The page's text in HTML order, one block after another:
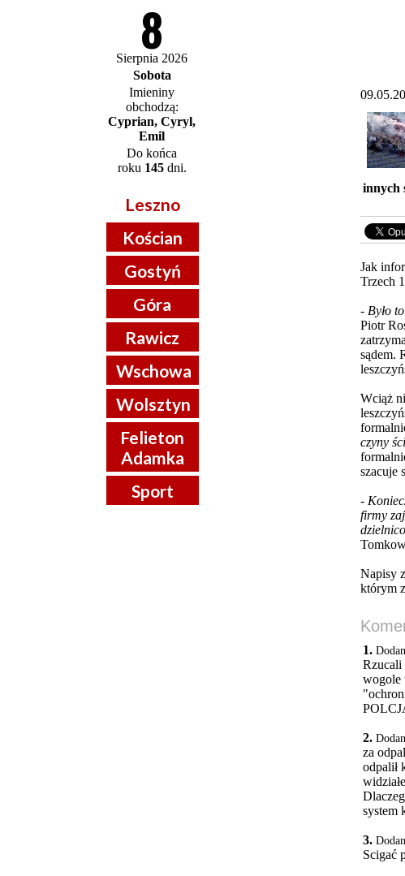
8
Sierpnia 2026
Sobota
Imieniny
obchodzą:
Cyprian, Cyryl,
Emil
Do końca
roku 145dni.
Leszno
Kościan
Gostyń
Góra
Rawicz
Wschowa
Wolsztyn
Felieton
Adamka
Sport
innych
Jak
Trzech
- Było
Piotr
sądem.
Wciąż
czyny
szacuje
-
firmy
Napisy
którym
1.
Rzucali
wogole
2.
za
odpalił
system
3.
Scigać